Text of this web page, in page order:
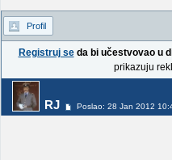
Profil
Registruj seda bi učestvovao u
prikazuju
RJ Poslao: 28 Jan 2012